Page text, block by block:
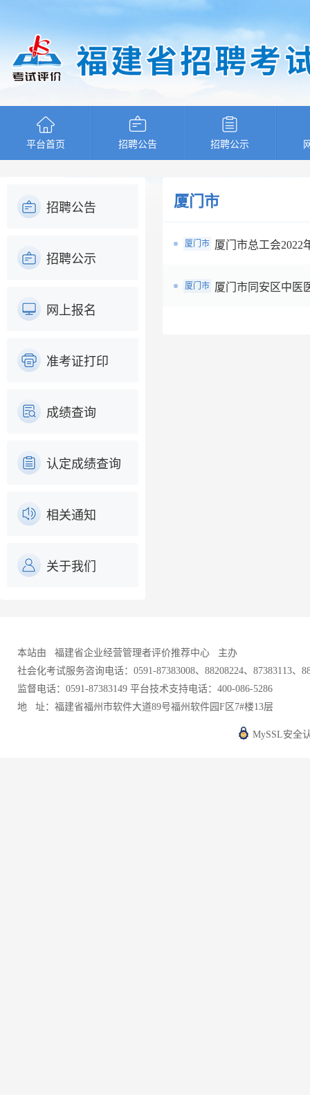
平台首页 招聘公告 招聘公示
招聘公告
招聘公示
网上报名
准考证打印
成绩查询
认定成绩查询
相关通知
关于我们
厦门市
厦门市 厦门市总工会2022
厦门市 厦门市同安区中医
本站由 福建省企业经营管理者评价推荐中心
主办
社会化考试服务咨询电话：0591-87383008、88208224、87383113、
监督电话：0591-87383149 平台技术支持电话：400-086-5286
地 址：福建省福州市软件大道89号福州软件园F区7#楼13层
MySSL安全